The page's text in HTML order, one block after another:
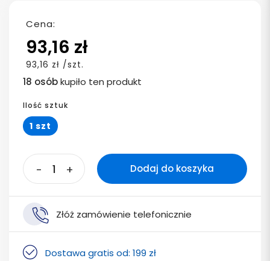
Cena:
93,16 zł
93,16 zł /szt.
18 osóbkupiło ten produkt
Ilość sztuk
1 szt
- + Dodaj do koszyka
Złóż zamówienie telefonicznie
Dostawa gratis od: 199 zł